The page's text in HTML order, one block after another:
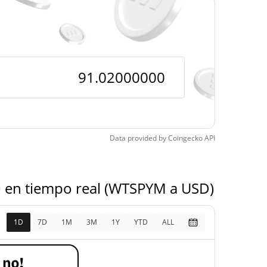
Low
2026 (4 months
$73,87
23.21%
Data provided byCoingeckoAPI
tiempo real (WTSPYM a USD)
1D 7D 1M 3M 1Y YTD ALL